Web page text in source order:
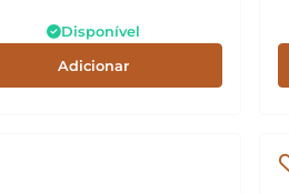
Disponível
Adicionar